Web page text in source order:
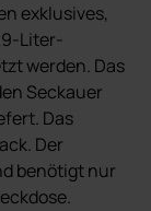
exklusives,
Liter-
werden. Das
Seckauer
Das
Der
benötigt nur